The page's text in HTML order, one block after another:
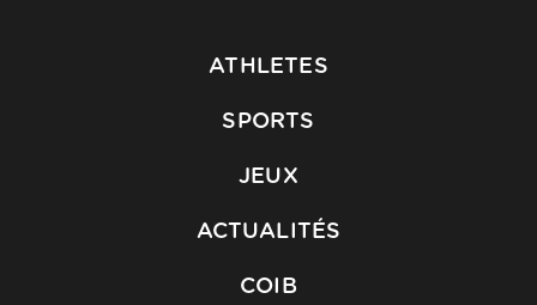
ATHLETES
SPORTS
JEUX
ACTUALITÉS
COIB